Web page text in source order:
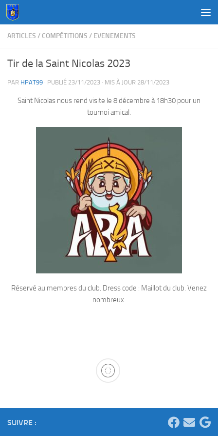
Au dessous du contenu
ARTICLES / COMPÉTITIONS / EVENEMENTS
Tir de la Saint Nicolas 2023
PAR HPAT99 · PUBLIÉ 23/11/2023 · MIS À JOUR 28/11/2023
Saint Nicolas nous rend visite le 8 décembre à 18h30 pour un
tournoi amical.
Réservé au membres du club. Dress code : Maillot du club. Venez
nombreux.
SUIVRE :